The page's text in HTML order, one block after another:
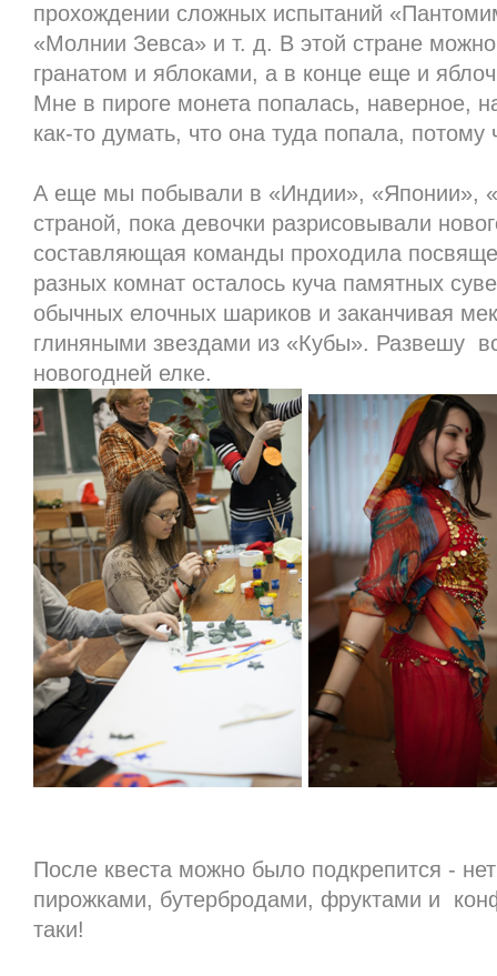
прохождении сложных испытаний
«Молнии Зевса» и т. д. В этой стране
гранатом и яблоками, а в конце еще и
Мне в пироге монета попалась, наверное,
как-то думать, что она туда попала, потому
А еще мы побывали в «Индии», «Японии»,
страной, пока девочки разрисовывали
составляющая команды проходила
разных комнат осталось куча памятных
обычных елочных шариков и заканчивая
глиняными звездами из «Кубы». Развешу
новогодней елке.
После квеста можно было подкрепится -
пирожками, бутербродами, фруктами и
таки!